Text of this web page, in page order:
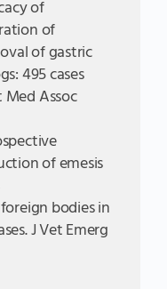
of
of
of gastric
495 cases
Med Assoc
of emesis
bodies in
J Vet Emerg